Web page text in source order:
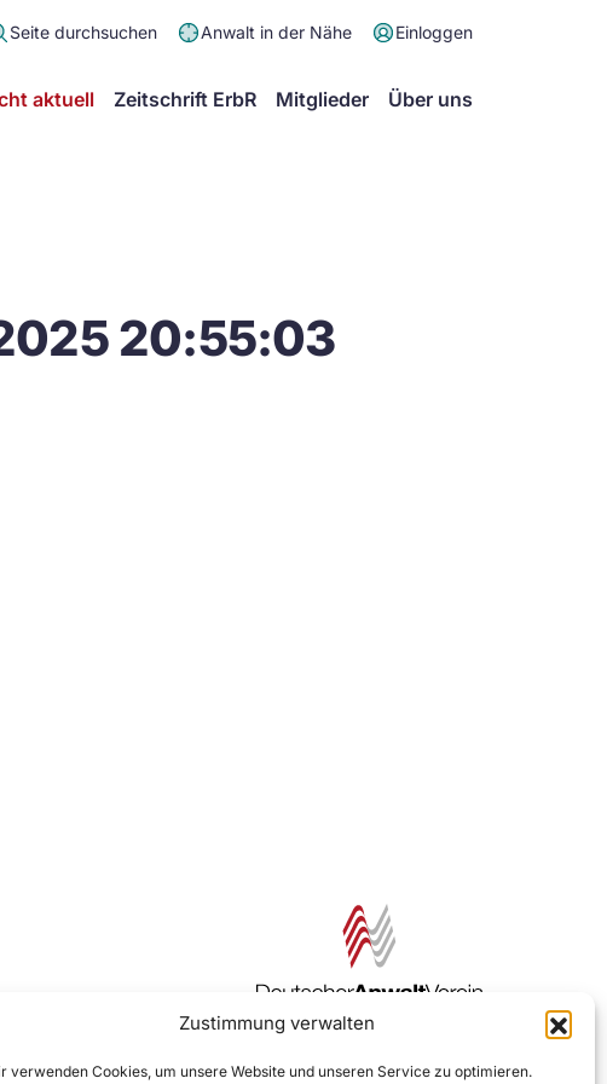
Zustimmung verwalten
verwenden Cookies, um unsere Website und unseren Service zu optimieren.
Seite durchsuchen Anwalt in der Nähe Einloggen
aktuell Zeitschrift ErbR Mitglieder Über uns
20:55:03
Zur DAV Webseite